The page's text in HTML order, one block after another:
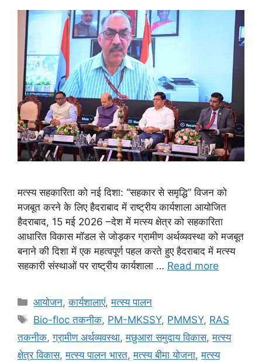
मत्स्य सहकारिता को नई दिशा: “सहकार से समृद्धि” विजन को
मजबूत करने के लिए हैदराबाद में राष्ट्रीय कार्यशाला आयोजित
हैदराबाद, 15 मई 2026 –देश में मत्स्य क्षेत्र को सहकारिता
आधारित विकास मॉडल से जोड़कर ग्रामीण अर्थव्यवस्था को मजबूत
बनाने की दिशा में एक महत्वपूर्ण पहल करते हुए हैदराबाद में मत्स्य
सहकारी संस्थाओं पर राष्ट्रीय कार्यशाला … Read more
आयोजन,कार्यशालाएं,मत्स्य पालन
Bio-floc तकनीक, PM-MKSSY, PMMSY, RAS
तकनीक,ग्रामीण अर्थव्यवस्था,मछुआरा समुदाय विकास,मत्स्य
क्षेत्र विकास,मत्स्य पालन भारत,मत्स्य बीमा योजना,मत्स्य